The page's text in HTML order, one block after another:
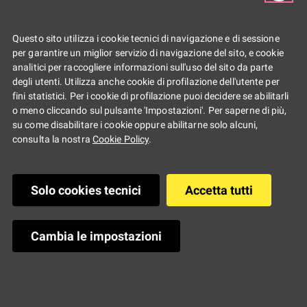
COSA È YOUZ
Questo sito utilizza i cookie tecnici di navigazione e di sessione
per garantire un miglior servizio di navigazione del sito, e cookie
analitici per raccogliere informazioni sull'uso del sito da parte
degli utenti. Utilizza anche cookie di profilazione dell'utente per
fini statistici. Per i cookie di profilazione puoi decidere se abilitarli
o meno cliccando sul pulsante 'Impostazioni'. Per saperne di più,
su come disabilitare i cookie oppure abilitarne solo alcuni,
consulta la nostra Cookie Policy.
Solo cookies tecnici Accetta tutti
Cambia le impostazioni